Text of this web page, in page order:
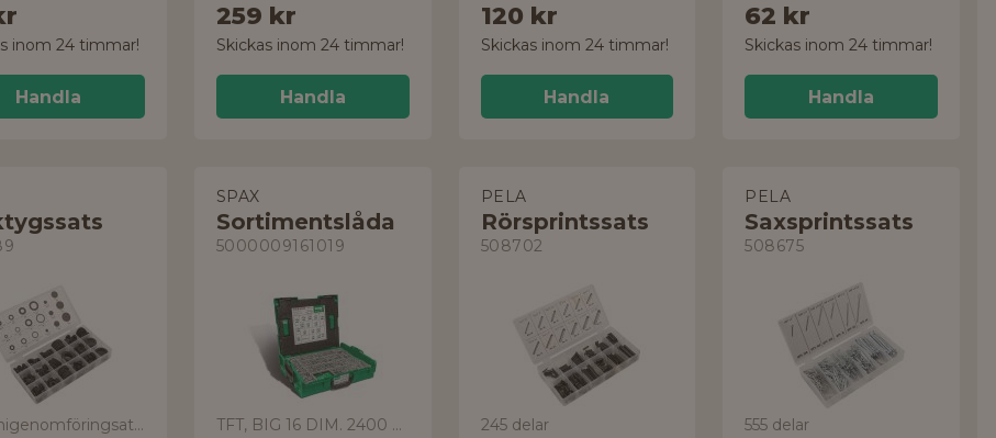
inom 24 timmar!
Handla
259 kr
Skickas inom 24 timmar!
Handla
120 kr
Skickas inom 24 timmar!
Handla
62 kr
Skickas inom 24 timmar!
Handla
gummigenomföringsats, 125 delar
SPAX
Sortimentslåda
5000009161019
TFT, BIG 16 DIM. 2400 ST
PELA
Rörsprintssats
508702
245 delar
PELA
Saxsprintssats
508675
555 delar